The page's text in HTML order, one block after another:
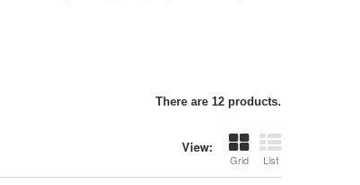
There are 12 products.
View:
Grid List